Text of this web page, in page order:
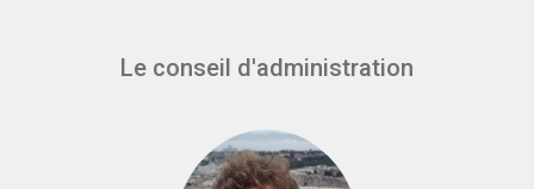
Le conseil d'administration